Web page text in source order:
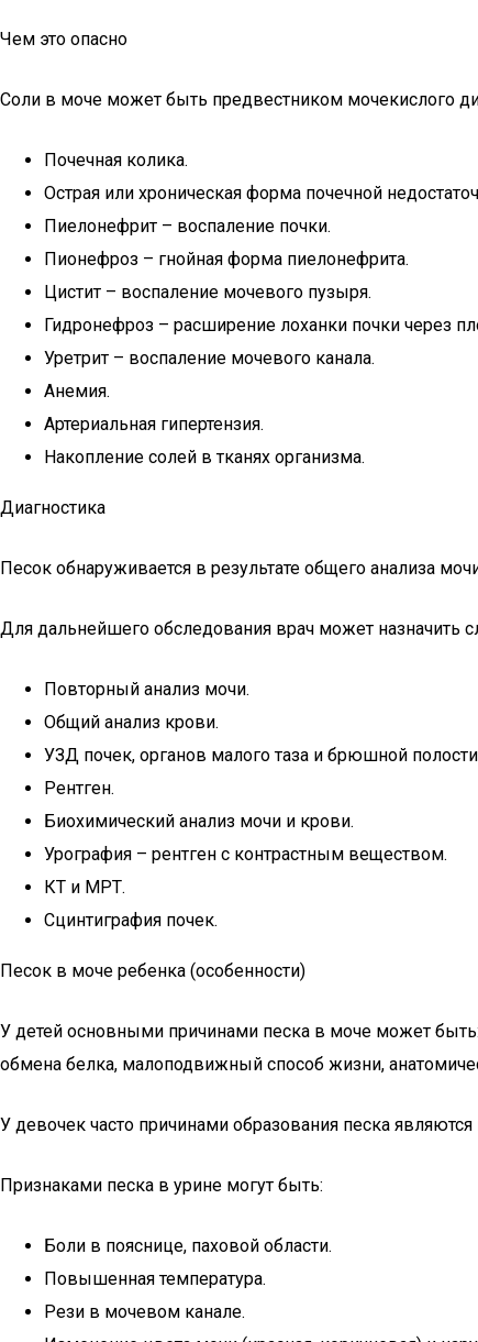
Чем это опасно
Соли в моче может быть предвестником мочекислого
Почечная колика.
Острая или хроническая форма почечной
Пиелонефрит – воспаление почки.
Пионефроз – гнойная форма пиелонефрита.
Цистит – воспаление мочевого пузыря.
Гидронефроз – расширение лоханки почки через
Уретрит – воспаление мочевого канала.
Анемия.
Артериальная гипертензия.
Накопление солей в тканях организма.
Диагностика
Песок обнаруживается в результате общего анализа
Для дальнейшего обследования врач может назначить
Повторный анализ мочи.
Общий анализ крови.
УЗД почек, органов малого таза и брюшной
Рентген.
Биохимический анализ мочи и крови.
Урография – рентген с контрастным веществом.
КТ и МРТ.
Сцинтиграфия почек.
Песок в моче ребенка (особенности)
У детей основными причинами песка в моче может
обмена белка, малоподвижный способ жизни,
У девочек часто причинами образования песка
Признаками песка в урине могут быть:
Боли в пояснице, паховой области.
Повышенная температура.
Рези в мочевом канале.